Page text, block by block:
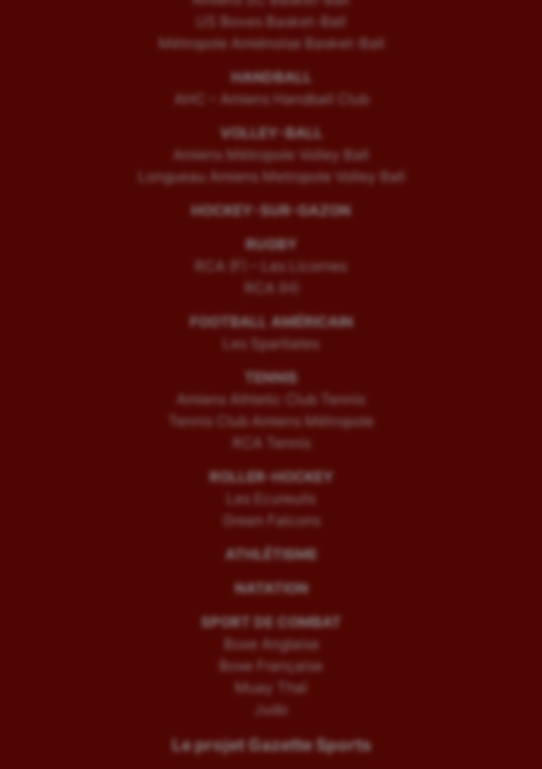
US Boves Basket-Ball
Métropole Amiénoise Basket-Ball
HANDBALL
AHC – Amiens Handball Club
VOLLEY-BALL
Amiens Métropole Volley Ball
Longueau Amiens Metropole Volley Ball
HOCKEY-SUR-GAZON
RUGBY
RCA (F) – Les Licornes
RCA (H)
FOOTBALL AMÉRICAIN
Les Spartiates
TENNIS
Amiens Athletic Club Tennis
Tennis Club Amiens Métropole
RCA Tennis
ROLLER-HOCKEY
Les Ecureuils
Green Falcons
ATHLÉTISME
NATATION
SPORT DE COMBAT
Boxe Anglaise
Boxe Française
Muay Thaï
Judo
Le projet Gazette Sports